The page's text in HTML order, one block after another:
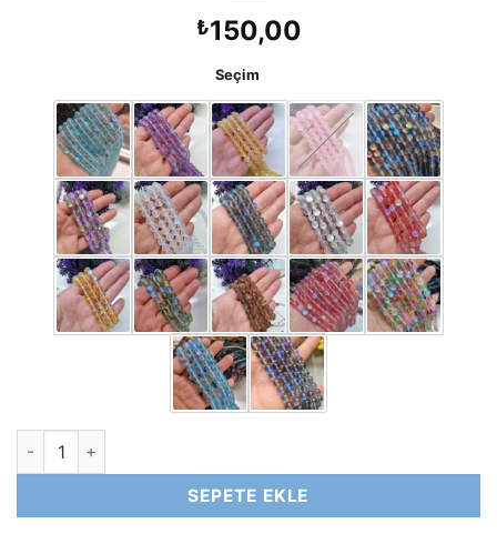
₺150,00
Seçim
Termal Kuvars Buzlu Doğal Taş Boncuk adet
SEPETE EKLE